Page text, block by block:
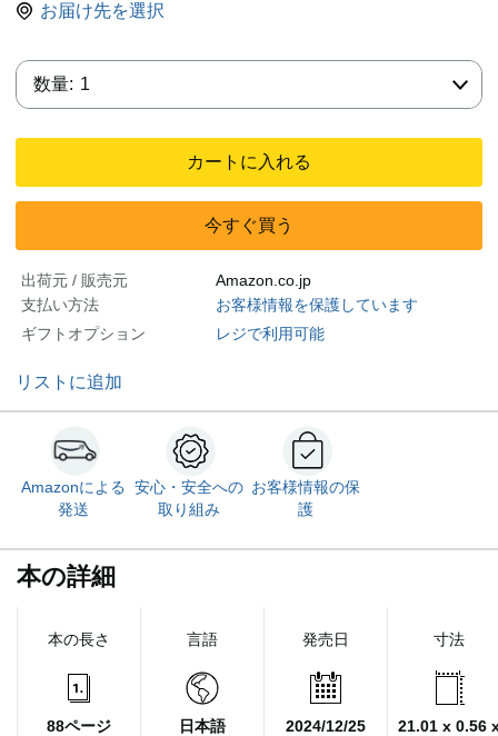
お届け先を選択
数量: 1
カートに入れる
今すぐ買う
出荷元 / 販売元
Amazon.co.jp
支払い方法
お客様情報を保護しています
ギフトオプション
レジで利用可能
リストに追加
Amazonによる
発送
安心・安全への
取り組み
お客様情報の保
護
本の詳細
本の長さ
88ページ
言語
日本語
発売日
2024/12/25
寸法
21.01 x 0.56